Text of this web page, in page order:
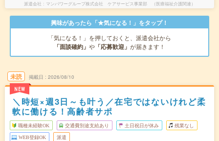
派遣会社 マンパワーグループ株式会社 ケアサービス事業部 （医療福祉介護関連）
興味があったら「★気になる！」をタップ！
「気になる！」を押しておくと、派遣会社から
「面談確約」 や 「応募歓迎」 が届きます！
未読
NEW
掲載日 2026/08/10
＼時短×週3日～も叶う／在宅ではないけれど柔
軟に働ける！高齢者サポ
職種未経験OK 交通費別途支給あり 土日祝日が休み 残業なし
WEB登録OK 派遣